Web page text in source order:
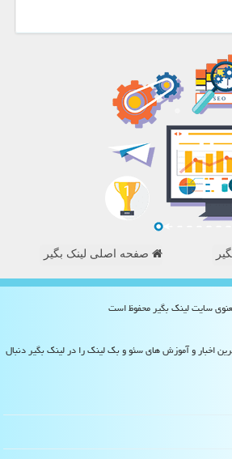
صفحه اصلی لینک بگیر
اخبار و آموزش های سئو و بک لینک را در لینک بگیر دنبال